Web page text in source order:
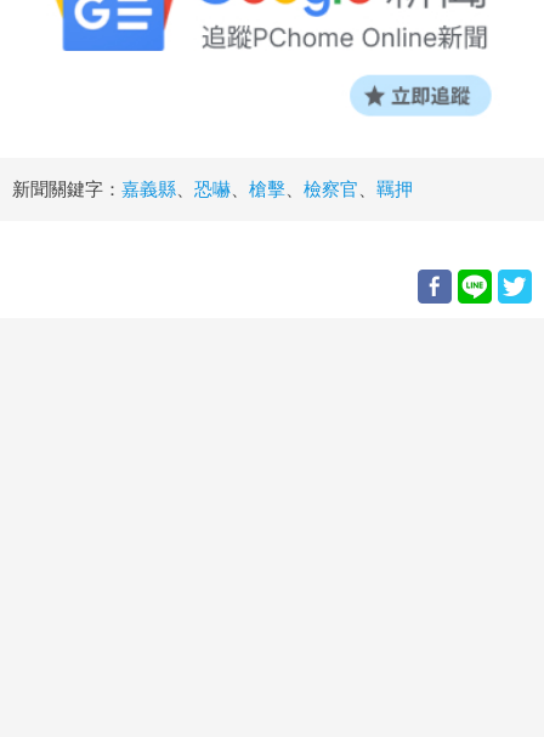
新聞關鍵字： 嘉義縣 恐嚇 槍擊 檢察官 羈押